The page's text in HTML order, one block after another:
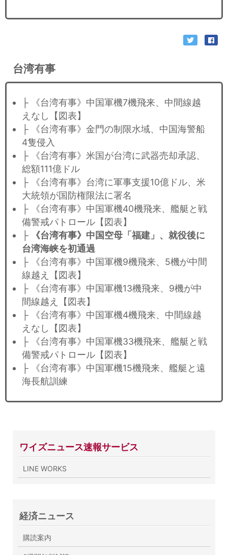
台湾有事
├ 《台湾有事》中国軍機7機飛来、中間線越
えなし【図表】
├ 《台湾有事》金門の制限水域、中国海警船
4隻侵入
├ 《台湾有事》米国が台湾に武器売却承認、
総額111億ドル
├ 《台湾有事》台湾に軍事支援10億ドル、米
大統領が国防権限法に署名
├ 《台湾有事》中国軍機40機飛来、艦艇と戦
備警戒パトロール【図表】
├
《台湾有事》中国空母「福建」、就役後に
台湾海峡を初通過
├ 《台湾有事》中国軍機9機飛来、5機が中間
線越え【図表】
├ 《台湾有事》中国軍機13機飛来、9機が中
間線越え【図表】
├ 《台湾有事》中国軍機4機飛来、中間線越
えなし【図表】
├ 《台湾有事》中国軍機33機飛来、艦艇と戦
備警戒パトロール【図表】
├ 《台湾有事》中国軍機15機飛来、艦艇と遠
海長航訓練
ワイズニュース速報サービス
LINE WORKS
経済ニュース
購読案内